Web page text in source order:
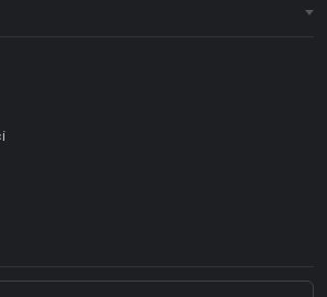
Steam (CD Key)?
Epic Games (CD Key)?
GOG (CD Key)?
Ubisoft Connect (CD Key)?